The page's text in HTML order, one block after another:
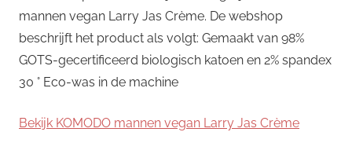
mannen vegan Larry Jas Crème. De webshop
beschrijft het product als volgt: Gemaakt van 98%
GOTS-gecertificeerd biologisch katoen en 2% spandex
30 ° Eco-was in de machine
Bekijk KOMODO mannen vegan Larry Jas Crème